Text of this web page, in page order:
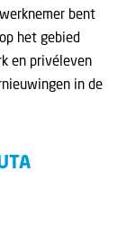
bent
het gebied
en privéleven
in de